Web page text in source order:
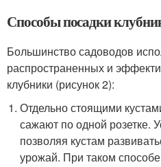
Способы посадки
Большинство садоводов
распространенных и
клубники (рисунок 2):
Отдельно стоящими
сажают по одной розетке.
позволяя кустам
урожай. При таком